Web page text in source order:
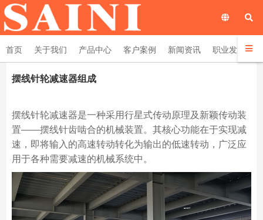
首页 关于我们 产品中心 客户案例 新闻资讯 职业发展
摆线针轮减速器组成
摆线针轮减速器是一种采用行星式传动原理及新颖传动装
置——摆线针齿啮合的机械装置。其核心功能在于实现减
速，即将输入的高速转动转化为输出的低速转动，广泛应
用于各种需要减速的机械系统中。